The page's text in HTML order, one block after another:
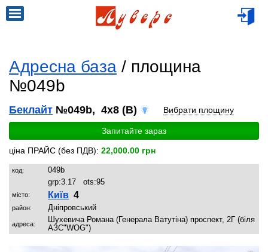
Адресна база / площина
№049b
Беклайт №049b, 4x8 (B) Вибрати площину
Запитайте зараз
ціна ПРАЙС (без ПДВ): 22,000.00 грн
код:
049b
grp:3.17 ots:95
місто: Київ 4
район: Дніпровський
адреса:
Шухевича Романа (Генерала Ватутіна) проспект, 2Г (біля
АЗС"WOG")